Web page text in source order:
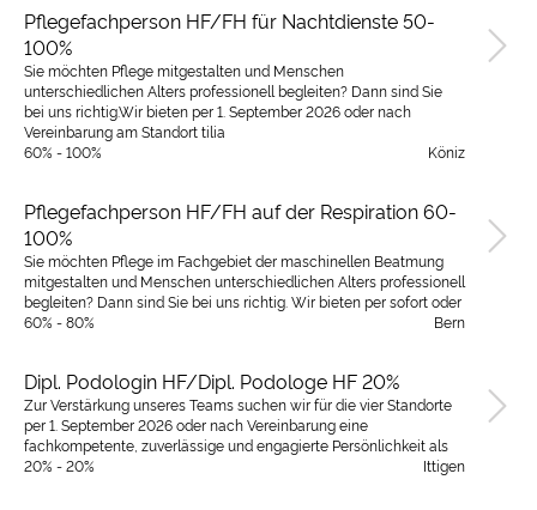
Pflegefachperson HF/FH für Nachtdienste 50-
100%
Sie möchten Pflege mitgestalten und Menschen
unterschiedlichen Alters professionell begleiten? Dann sind Sie
bei uns richtig.Wir bieten per 1. September 2026 oder nach
Vereinbarung am Standort tilia
60% - 100%
Köniz
Pflegefachperson HF/FH auf der Respiration 60-
100%
Sie möchten Pflege im Fachgebiet der maschinellen Beatmung
mitgestalten und Menschen unterschiedlichen Alters professionell
begleiten? Dann sind Sie bei uns richtig. Wir bieten per sofort oder
60% - 80%
Bern
Dipl. Podologin HF/Dipl. Podologe HF 20%
Zur Verstärkung unseres Teams suchen wir für die vier Standorte
per 1. September 2026 oder nach Vereinbarung eine
fachkompetente, zuverlässige und engagierte Persönlichkeit als
20% - 20%
Ittigen